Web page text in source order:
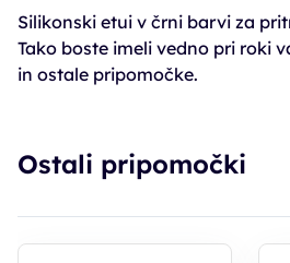
Silikonski etui v črni barvi za
Tako boste imeli vedno pri roki
in ostale pripomočke.
Ostali pripomočki